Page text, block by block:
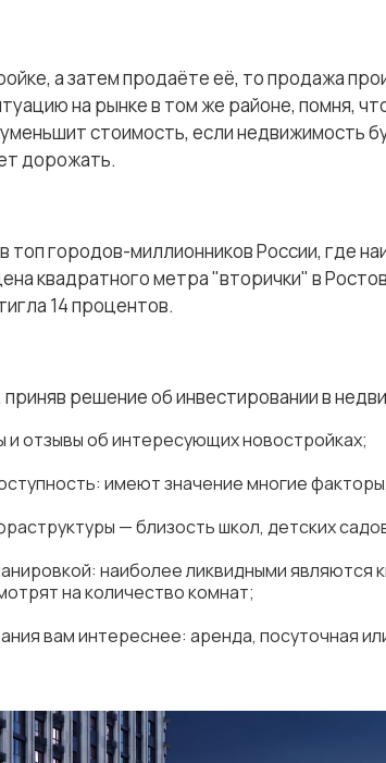
а затем продаёте её, то продажа
на рынке в том же районе, помня,
стоимость, если недвижимость
дорожать.
топ городов-миллионников России, где
квадратного метра "вторички" в
14 процентов.
решение об инвестировании в
отзывы об интересующих новостройках;
имеют значение многие
— близость школ, детских
наиболее ликвидными
на количество комнат;
вам интереснее: аренда, посуточная